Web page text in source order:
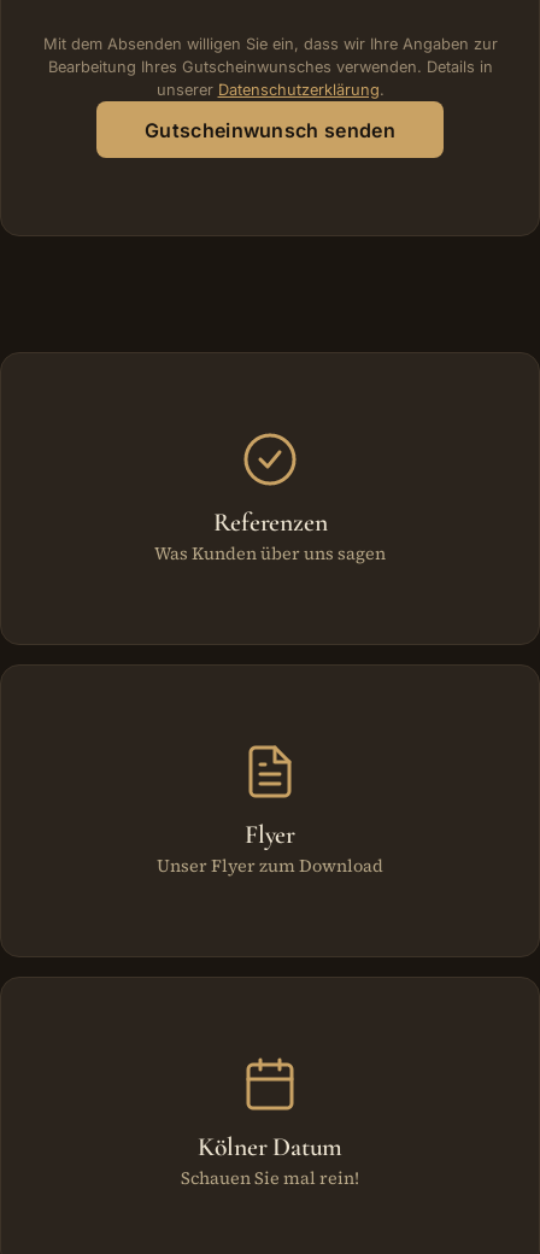
Mit dem Absenden willigen Sie ein, dass wir Ihre Angaben zur
Bearbeitung Ihres Gutscheinwunsches verwenden. Details in
unserer Datenschutzerklärung.
Gutscheinwunsch senden
Weitere Bereiche
Referenzen
Was Kunden über uns sagen
Flyer
Unser Flyer zum Download
Kölner Datum
Schauen Sie mal rein!